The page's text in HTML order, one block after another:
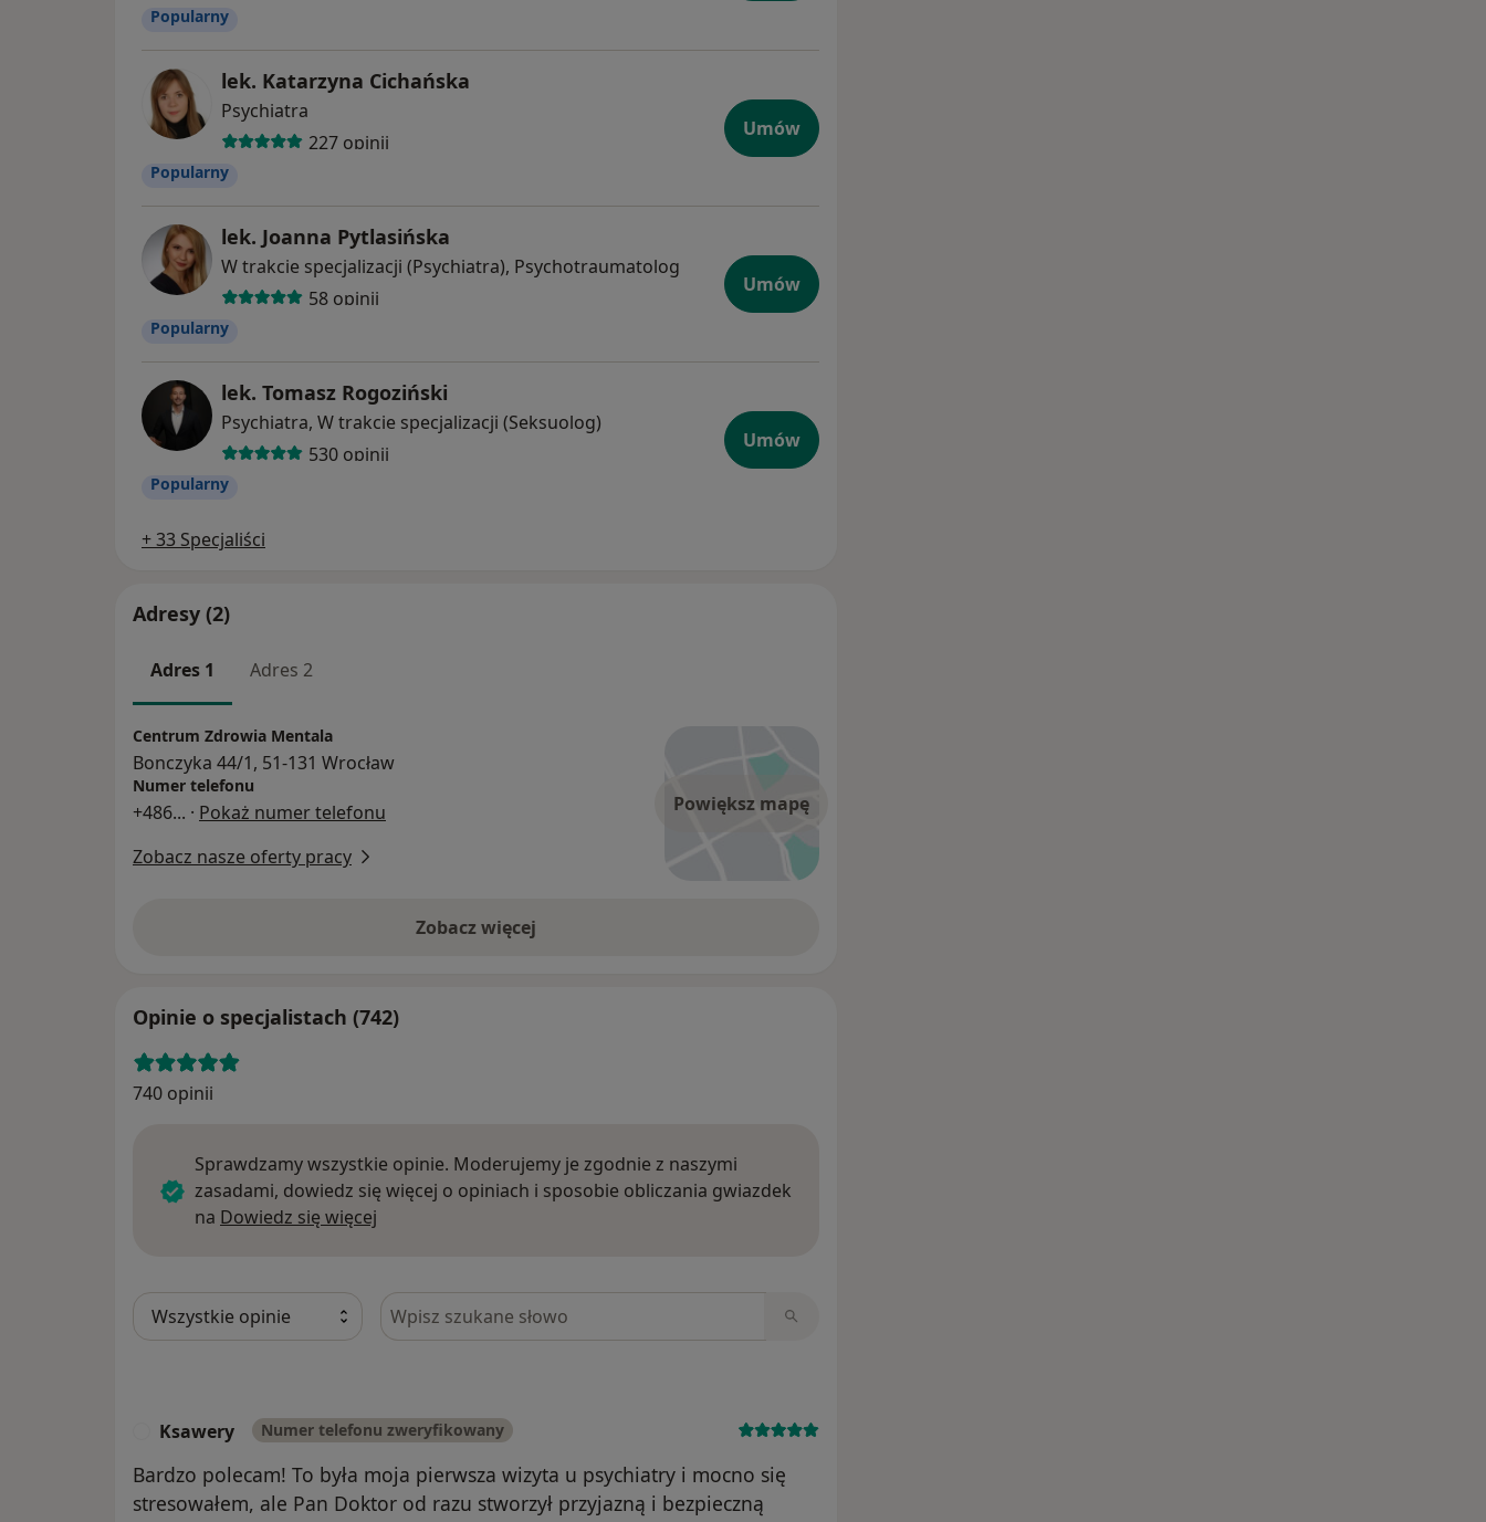
Popularny
lek. Katarzyna Cichańska
Psychiatra
227 opinii
Popularny
Umów
lek. Joanna Pytlasińska
W trakcie specjalizacji (Psychiatra), Psychotraumatolog
58 opinii
Popularny
Umów
lek. Tomasz Rogoziński
Psychiatra, W trakcie specjalizacji (Seksuolog)
530 opinii
Popularny
Umów
+ 33 Specjaliści
Adresy (2)
Adres 1 Adres 2
Powiększ mapę
Centrum Zdrowia Mentala
Bonczyka 44/1, 51-131 Wrocław
Numer telefonu
+486... · Pokaż numer telefonu
Zobacz nasze oferty pracy
Zobacz więcej
Opinie o specjalistach (742)
740 opinii
Sprawdzamy wszystkie opinie. Moderujemy je zgodnie z naszymi
zasadami, dowiedz się więcej o opiniach i sposobie obliczania gwiazdek
na Dowiedz się więcej
Szukaj w opiniach
Ksawery Numer telefonu zweryfikowany
Bardzo polecam! To była moja pierwsza wizyta u psychiatry i mocno się
stresowałem, ale Pan Doktor od razu stworzył przyjazną i bezpieczną